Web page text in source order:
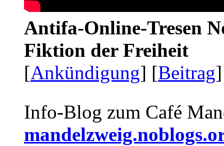
Antifa-Online-Tresen
Fiktion der Freiheit
[Ankündigung] [Beitrag
Info-Blog zum Café